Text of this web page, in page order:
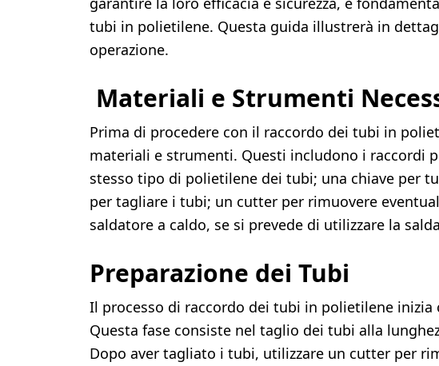
tubi in polietilene. Questa guida illustrerà in
operazione.
Materiali e Strumenti
Prima di procedere con il raccordo dei tubi in
materiali e strumenti. Questi includono i raccordi
stesso tipo di polietilene dei tubi; una chiave per
per tagliare i tubi; un cutter per rimuovere
saldatore a caldo, se si prevede di utilizzare la
Preparazione dei Tubi
Il processo di raccordo dei tubi in polietilene inizia
Questa fase consiste nel taglio dei tubi alla
Dopo aver tagliato i tubi, utilizzare un cutter per